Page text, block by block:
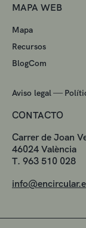
MAPA WEB
Mapa
Recursos
BlogCom
Aviso legal —
CONTACTO
Carrer de Joan
46024 València
T. 963 510 028